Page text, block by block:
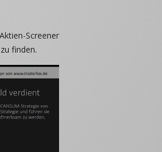
Screener
finden.